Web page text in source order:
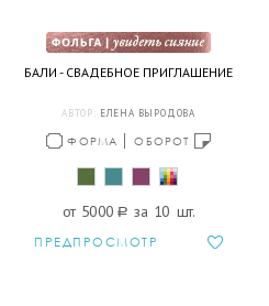
БАЛИ - СВАДЕБНОЕ ПРИГЛАШЕНИЕ
АВТОР: ЕЛЕНА ВЫРОДОВА
ФОРМА ОБОРОТ
от 5000 a за 10 шт.
ПРЕДПРОСМОТР